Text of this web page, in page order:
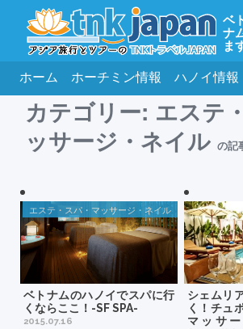
ベ
ナ
ま
ホーム ホーチミン情報 ハノイ情報
カテゴリー: エステ
ッサージ・ネイル の記
ベトナムのハノイでスパに行
くならここ！-SF SPA-
2015.07.16
エステ・スパ・マッサージ・ネイル
シェムリ
く！チュ
マッサ